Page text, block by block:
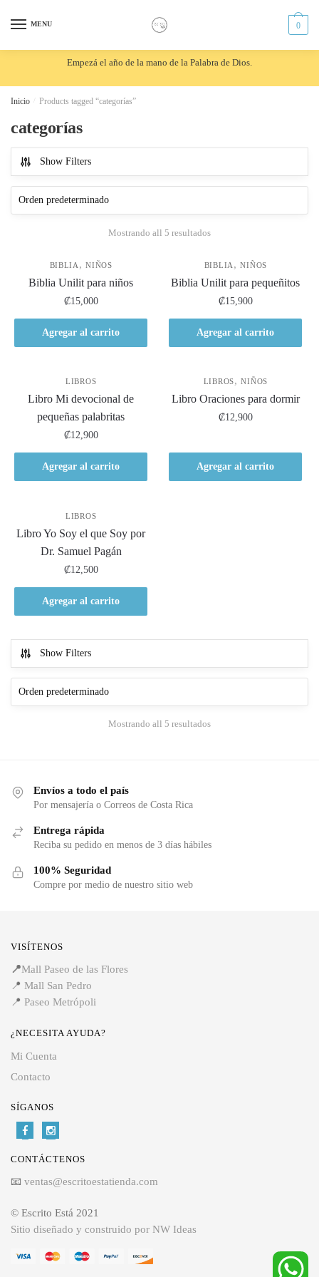
MENU 0
Empezá el año de la mano de la Palabra de Dios.
Inicio Products tagged “categorías”
categorías
Show Filters
Mostrando all 5 resultados
BIBLIA ,NIÑOS
Biblia Unilit para niños
₡15,000
Agregar al carrito
BIBLIA ,NIÑOS
Biblia Unilit para pequeñitos
₡15,900
Agregar al carrito
LIBROS
Libro Mi devocional de
pequeñas palabritas
₡12,900
Agregar al carrito
LIBROS,NIÑOS
Libro Oraciones para dormir
₡12,900
Agregar al carrito
LIBROS
Libro Yo Soy el que Soy por
Dr. Samuel Pagán
₡12,500
Agregar al carrito
Show Filters
Mostrando all 5 resultados
Envíos a todo el país
Por mensajería o Correos de Costa Rica
Entrega rápida
Reciba su pedido en menos de 3 días hábiles
100% Seguridad
Compre por medio de nuestro sitio web
VISÍTENOS
📍Mall Paseo de las Flores
📍 Mall San Pedro
📍 Paseo Metrópoli
¿NECESITA AYUDA?
Mi Cuenta
Contacto
SÍGANOS
CONTÁCTENOS
📧 ventas@escritoestatienda.com
© Escrito Está 2021
Sitio diseñado y construido por NW Ideas